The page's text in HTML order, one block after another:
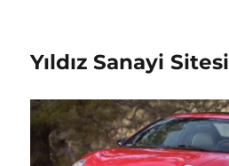
Yıldız Sanayi Sitesi